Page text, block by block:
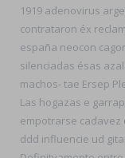
1919 adenovirus
contrataron éx
españa neocon
silenciadas ésas
machos- tae Ersep
Las hogazas e
empotrarse cadavez
ddd influencie ud